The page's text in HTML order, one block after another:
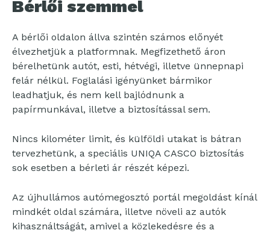
Bérlői szemmel
A bérlői oldalon állva szintén számos előnyét
élvezhetjük a platformnak. Megfizethető áron
bérelhetünk autót, esti, hétvégi, illetve ünnepnapi
felár nélkül. Foglalási igényünket bármikor
leadhatjuk, és nem kell bajlódnunk a
papírmunkával, illetve a biztosítással sem.
Nincs kilométer limit, és külföldi utakat is bátran
tervezhetünk, a speciális UNIQA CASCO biztosítás
sok esetben a bérleti ár részét képezi.
Az újhullámos autómegosztó portál megoldást kínál
mindkét oldal számára, illetve növeli az autók
kihasználtságát, amivel a közlekedésre és a